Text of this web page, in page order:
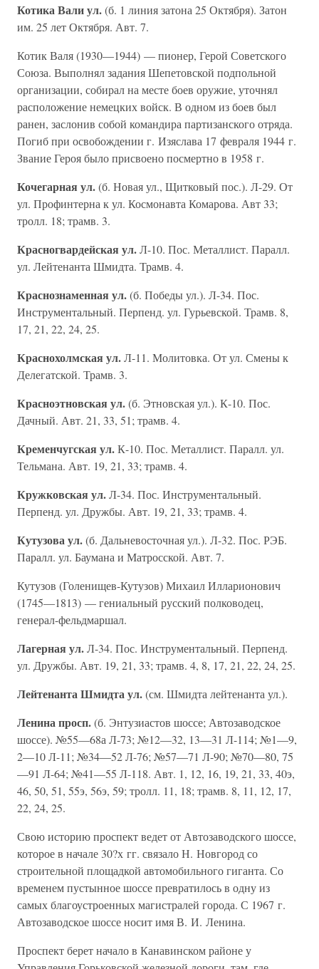
Котика Вали ул.(б. 1 линия затона 25 Октября). Затон
им. 25 лет Октября. Авт. 7.
Котик Валя (1930—1944) — пионер, Герой Советского
Союза. Выполнял задания Шепетовской подпольной
организации, собирал на месте боев оружие, уточнял
расположение немецких войск. В одном из боев был
ранен, заслонив собой командира партизанского отряда.
Погиб при освобождении г. Изяслава 17 февраля 1944 г.
Звание Героя было присвоено посмертно в 1958 г.
Кочегарная ул.(б. Новая ул., Щитковый пос.). Л-29. От
ул. Профинтерна к ул. Космонавта Комарова. Авт 33;
тролл. 18; трамв. 3.
Красногвардейская ул.Л-10. Пос. Металлист. Паралл.
ул. Лейтенанта Шмидта. Трамв. 4.
Краснознаменная ул.(б. Победы ул.). Л-34. Пос.
Инструментальный. Перпенд. ул. Гурьевской. Трамв. 8,
17, 21, 22, 24, 25.
Краснохолмская ул.Л-11. Молитовка. От ул. Смены к
Делегатской. Трамв. 3.
Красноэтновская ул.(б. Этновская ул.). К-10. Пос.
Дачный. Авт. 21, 33, 51; трамв. 4.
Кременчугская ул.К-10. Пос. Металлист. Паралл. ул.
Тельмана. Авт. 19, 21, 33; трамв. 4.
Кружковская ул.Л-34. Пос. Инструментальный.
Перпенд. ул. Дружбы. Авт. 19, 21, 33; трамв. 4.
Кутузова ул.(б. Дальневосточная ул.). Л-32. Пос. РЭБ.
Паралл. ул. Баумана и Матросской. Авт. 7.
Кутузов (Голенищев-Кутузов) Михаил Илларионович
(1745—1813) — гениальный русский полководец,
генерал-фельдмаршал.
Лагерная ул.Л-34. Пос. Инструментальный. Перпенд.
ул. Дружбы. Авт. 19, 21, 33; трамв. 4, 8, 17, 21, 22, 24, 25.
Лейтенанта Шмидта ул.(см. Шмидта лейтенанта ул.).
Ленина просп.(б. Энтузиастов шоссе; Автозаводское
шоссе). №55—68а Л-73; №12—32, 13—31 Л-114; №1—9,
2—10 Л-11; №34—52 Л-76; №57—71 Л-90; №70—80, 75
—91 Л-64; №41—55 Л-118. Авт. 1, 12, 16, 19, 21, 33, 40э,
46, 50, 51, 55э, 56э, 59; тролл. 11, 18; трамв. 8, 11, 12, 17,
22, 24, 25.
Свою историю проспект ведет от Автозаводского шоссе,
которое в начале 30?х гг. связало Н. Новгород со
строительной площадкой автомобильного гиганта. Со
временем пустынное шоссе превратилось в одну из
самых благоустроенных магистралей города. С 1967 г.
Автозаводское шоссе носит имя В. И. Ленина.
Проспект берет начало в Канавинском районе у